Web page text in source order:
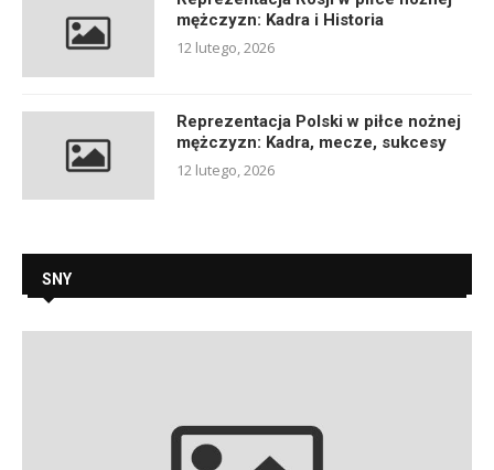
mężczyzn: Kadra i Historia
12 lutego, 2026
Reprezentacja Polski w piłce nożnej
mężczyzn: Kadra, mecze, sukcesy
12 lutego, 2026
SNY